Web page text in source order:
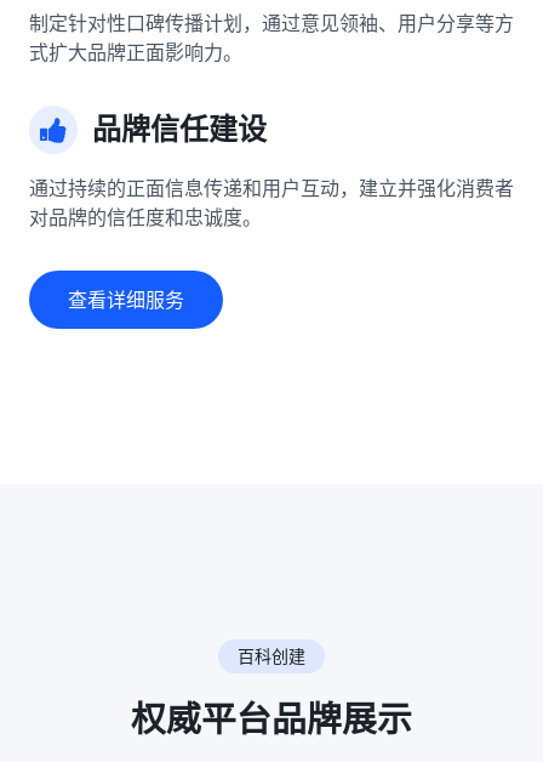
制定针对性口碑传播计划，通过意见领袖、用户分享等方
式扩大品牌正面影响力。
品牌信任建设
通过持续的正面信息传递和用户互动，建立并强化消费者
对品牌的信任度和忠诚度。
查看详细服务
百科创建
权威平台品牌展示